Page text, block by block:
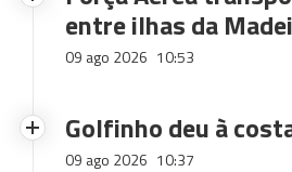
entre ilhas da
09 ago 2026 10:53
Golfinho deu à
09 ago 2026 10:37